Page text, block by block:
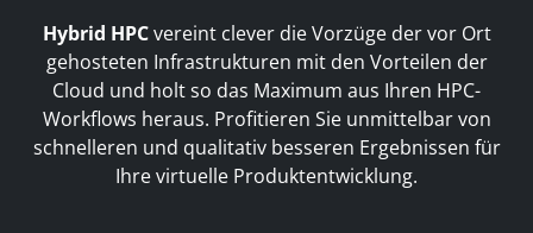
Hybrid HPCvereint clever die Vorzüge der vor Ort
gehosteten Infrastrukturen mit den Vorteilen der
Cloud und holt so das Maximum aus Ihren HPC-
Workflows heraus. Profitieren Sie unmittelbar von
schnelleren und qualitativ besseren Ergebnissen für
Ihre virtuelle Produktentwicklung.